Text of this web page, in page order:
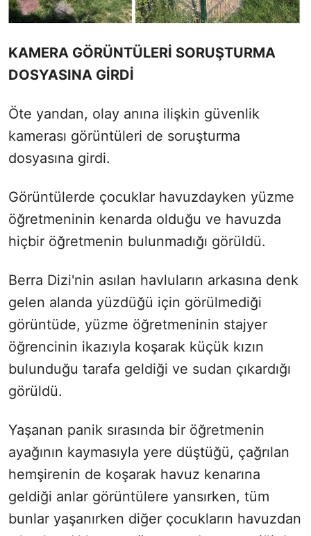
KAMERA GÖRÜNTÜLERİ SORUŞTURMA
DOSYASINA GİRDİ
Öte yandan, olay anına ilişkin güvenlik
kamerası görüntüleri de soruşturma
dosyasına girdi.
Görüntülerde çocuklar havuzdayken yüzme
öğretmeninin kenarda olduğu ve havuzda
hiçbir öğretmenin bulunmadığı görüldü.
Berra Dizi'nin asılan havluların arkasına denk
gelen alanda yüzdüğü için görülmediği
görüntüde, yüzme öğretmeninin stajyer
öğrencinin ikazıyla koşarak küçük kızın
bulunduğu tarafa geldiği ve sudan çıkardığı
görüldü.
Yaşanan panik sırasında bir öğretmenin
ayağının kaymasıyla yere düştüğü, çağrılan
hemşirenin de koşarak havuz kenarına
geldiği anlar görüntülere yansırken, tüm
bunlar yaşanırken diğer çocukların havuzdan